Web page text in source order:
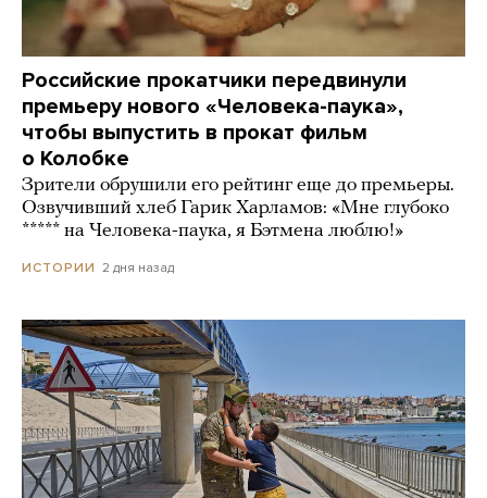
Российские прокатчики передвинули
премьеру нового «Человека-паука»,
чтобы выпустить в прокат фильм
о Колобке
Зрители обрушили его рейтинг еще до премьеры.
Озвучивший хлеб Гарик Харламов: «Мне глубоко
***** на Человека-паука, я Бэтмена люблю!»
ИСТОРИИ 2 дня назад